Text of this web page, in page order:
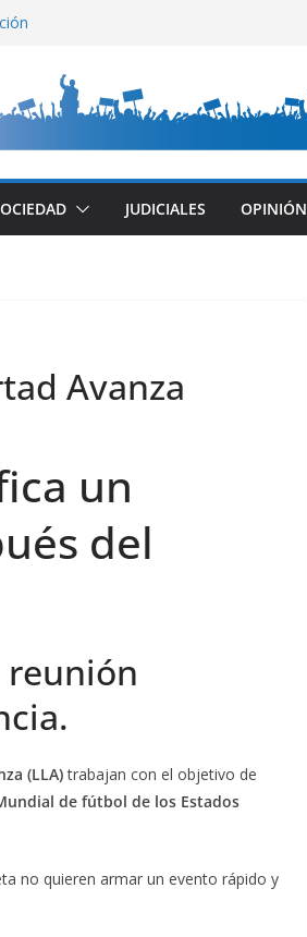
JUDICIALES OPINIÓN
Avanza
un
del
reunión
(LLA)trabajan con el objetivo de
de fútbol de los Estados
no quieren armar un evento rápido y